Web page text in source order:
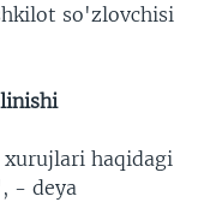
so'zlovchisi
haqidagi
- deya